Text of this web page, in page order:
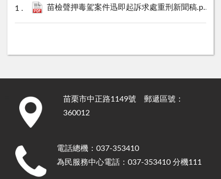
苗檢聲押毒駕案件迅即起訴求處重刑新聞稿.pdf
苗栗市中正路1149號 郵遞區號：
360012
電話總機：037-353410
為民服務中心電話：037-353410 分機111